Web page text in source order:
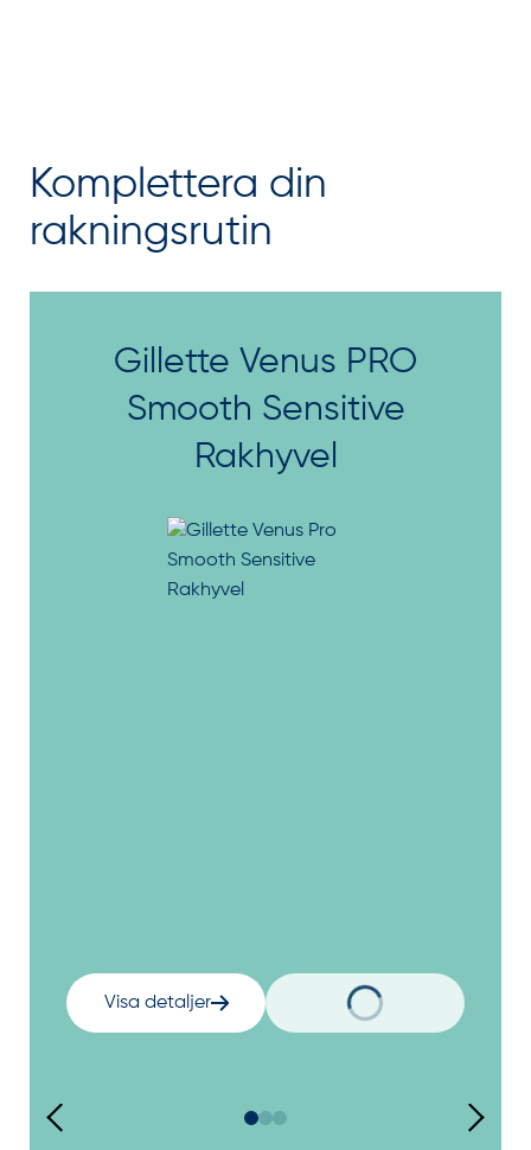
Komplettera din
rakningsrutin
Gillette Venus PRO
Smooth Sensitive
Rakhyvel
Visa detaljer